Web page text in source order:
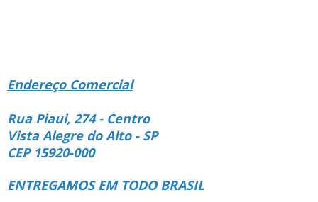
Endereço Comercial
Rua Piaui, 274 - Centro
Vista Alegre do Alto - SP
CEP 15920-000
ENTREGAMOS EM TODO BRASIL